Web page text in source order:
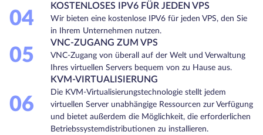
04
KOSTENLOSES IPV6 FÜR JEDEN VPS
Wir bieten eine kostenlose IPV6 für jeden VPS, den Sie
in Ihrem Unternehmen nutzen.
05
VNC-ZUGANG ZUM VPS
VNC-Zugang von überall auf der Welt und Verwaltung
Ihres virtuellen Servers bequem von zu Hause aus.
06
KVM-VIRTUALISIERUNG
Die KVM-Virtualisierungstechnologie stellt jedem
virtuellen Server unabhängige Ressourcen zur Verfügung
und bietet außerdem die Möglichkeit, die erforderlichen
Betriebssystemdistributionen zu installieren.